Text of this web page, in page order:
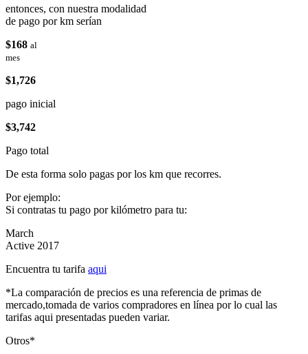
entonces, con nuestra modalidad
de pago por km serían
$168 al
mes
$1,726
pago inicial
$3,742
Pago total
De esta forma solo pagas por los km que recorres.
Por ejemplo:
Si contratas tu pago por kilómetro para tu:
March
Active 2017
Encuentra tu tarifa aqui
*La comparación de precios es una referencia de primas de
mercado,tomada de varios compradores en línea por lo cual las
tarifas aqui presentadas pueden variar.
Otros*